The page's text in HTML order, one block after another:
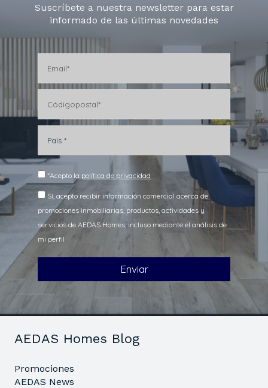
Suscríbete a nuestra newsletter para estar
informado de las últimas novedades
AEDAS Homes Blog
Promociones
AEDAS News